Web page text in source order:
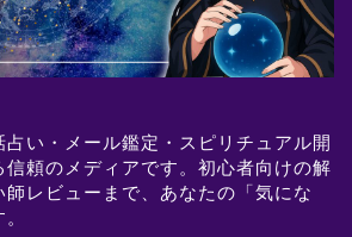
い・メール鑑定・スピリチュアル開
頼のメディアです。初心者向けの解
レビューまで、あなたの「気にな